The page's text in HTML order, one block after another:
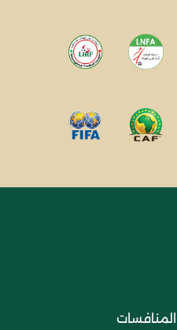
المنافسات